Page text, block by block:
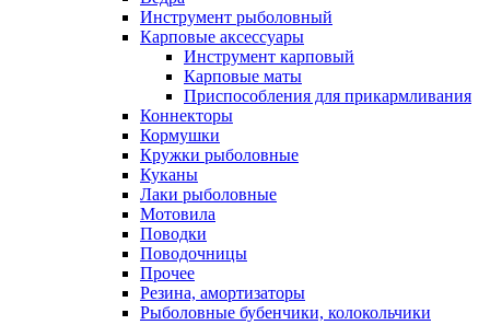
Инструмент рыболовный
Карповые аксессуары
Инструмент карповый
Карповые маты
Приспособления для прикармливания
Коннекторы
Кормушки
Кружки рыболовные
Куканы
Лаки рыболовные
Мотовила
Поводки
Поводочницы
Прочее
Резина, амортизаторы
Рыболовные бубенчики, колокольчики